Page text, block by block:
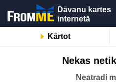
Dāvanu kartes
internetā
Kārtot
Nekas
Neatradi